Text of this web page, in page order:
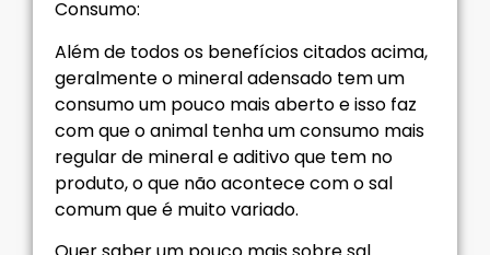
Consumo:
Além de todos os benefícios citados acima,
geralmente o mineral adensado tem um
consumo um pouco mais aberto e isso faz
com que o animal tenha um consumo mais
regular de mineral e aditivo que tem no
produto, o que não acontece com o sal
comum que é muito variado.